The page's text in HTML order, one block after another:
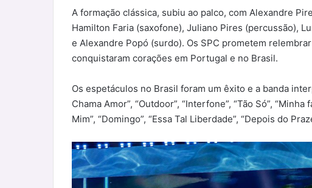
A formação clássica, subiu ao palco, com Alexandre
Hamilton Faria (saxofone), Juliano Pires (percussão),
e Alexandre Popó (surdo). Os SPC prometem
conquistaram corações em Portugal e no Brasil.
Os espetáculos no Brasil foram um êxito e a banda
Chama Amor”, “Outdoor”, “Interfone”, “Tão Só”,
Mim”, “Domingo”, “Essa Tal Liberdade”, “Depois do